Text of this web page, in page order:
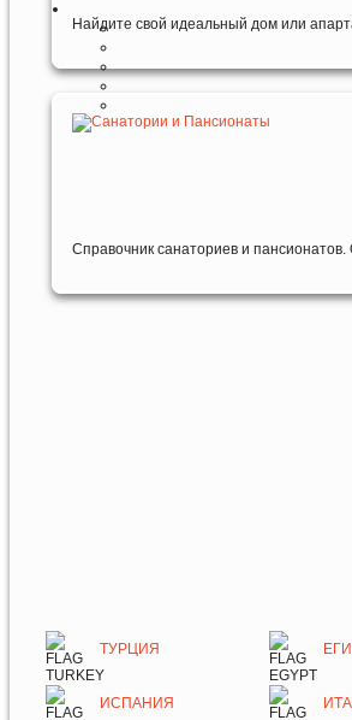
Найдите свой идеальный дом или
Справочник санаториев и
ТУРЦИЯ
ИСПАНИЯ